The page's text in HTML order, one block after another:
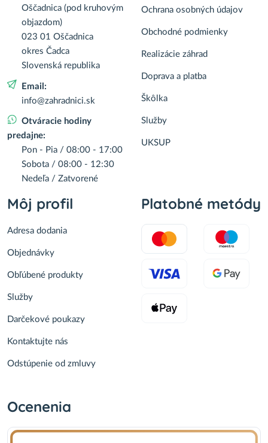
Oščadnica (pod kruhovým
objazdom)
023 01 Oščadnica
okres Čadca
Slovenská republika
Email:
info@zahradnici.sk
Otváracie hodiny
predajne:
Pon - Pia / 08:00 - 17:00
Sobota / 08:00 - 12:30
Nedeľa / Zatvorené
Ochrana osobných údajov
Obchodné podmienky
Realizácie záhrad
Doprava a platba
Škôlka
Služby
UKSUP
Môj profil
Adresa dodania
Objednávky
Obľúbené produkty
Služby
Darčekové poukazy
Kontaktujte nás
Odstúpenie od zmluvy
Platobné metódy
Ocenenia